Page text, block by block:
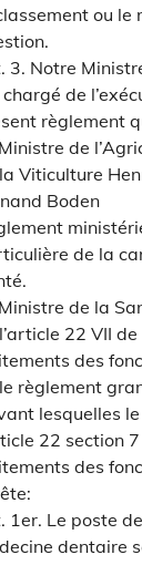
ou le
3. Notre
de
règlement
de
Viticulture
Boden
de la
de la
22 VII
des
règlement
lesquelles
22 section
des
1er. Le poste
dentaire